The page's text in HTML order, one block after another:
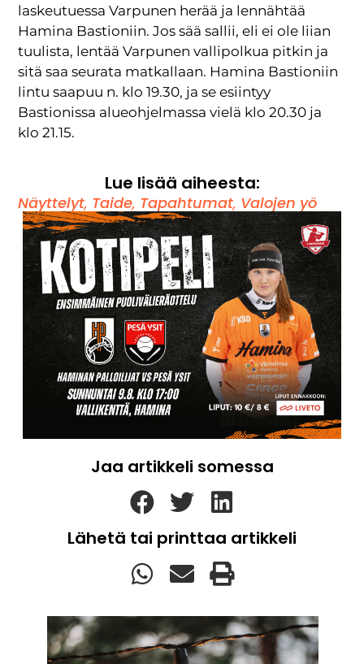
laskeutuessa Varpunen herää ja lennähtää
Hamina Bastioniin. Jos sää sallii, eli ei ole liian
tuulista, lentää Varpunen vallipolkua pitkin ja
sitä saa seurata matkallaan. Hamina Bastioniin
lintu saapuu n. klo 19.30, ja se esiintyy
Bastionissa alueohjelmassa vielä klo 20.30 ja
klo 21.15.
Lue lisää aiheesta:
Näyttelyt, Taide, Tapahtumat, Valojen yö
Jaa artikkeli somessa
Lähetä tai printtaa artikkeli